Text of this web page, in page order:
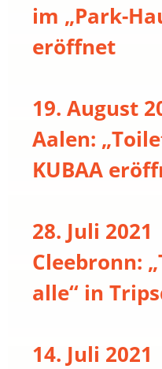
im „Park-
eröffnet
19. August
Aalen:
KUBAA
28. Juli 2021
Cleebronn:
alle“ in
14. Juli 2021